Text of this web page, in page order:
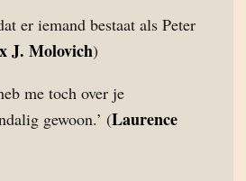
er iemand bestaat als Peter
J. Molovich)
me toch over je
gewoon.’ (Laurence